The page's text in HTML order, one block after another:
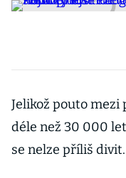
Jelikož pouto mezi
déle než 30 000
se nelze příliš divit.